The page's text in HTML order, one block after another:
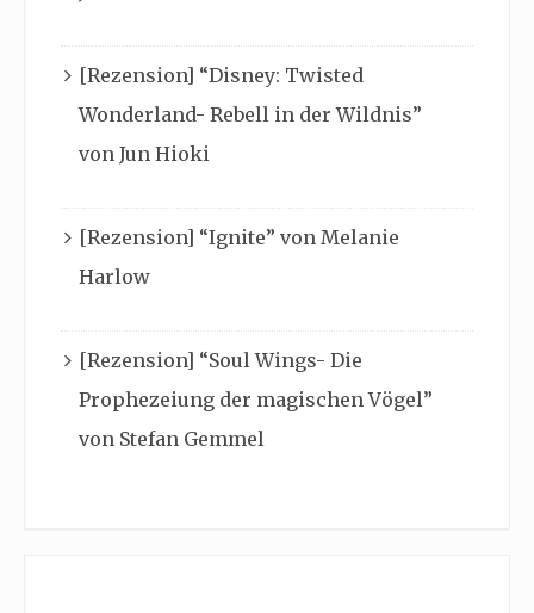
[Rezension] “Disney: Twisted
Wonderland- Rebell in der Wildnis”
von Jun Hioki
[Rezension] “Ignite” von Melanie
Harlow
[Rezension] “Soul Wings- Die
Prophezeiung der magischen Vögel”
von Stefan Gemmel